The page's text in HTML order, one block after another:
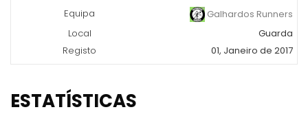
Equipa
Galhardos Runners
Local
Guarda
Registo
01, Janeiro de 2017
ESTATÍSTICAS